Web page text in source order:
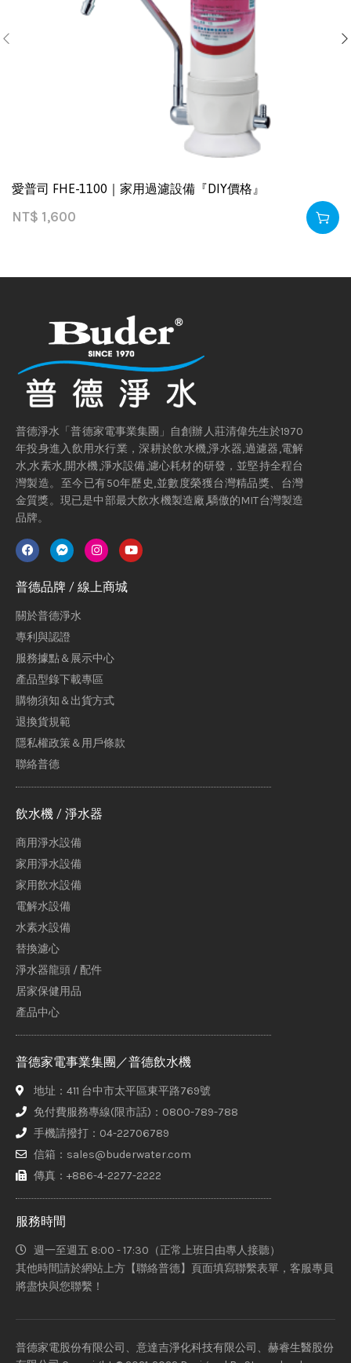
愛普司 FHE-1100｜家用過濾設備『DIY價格』
NT$ 1,600
普德淨水「普德家電事業集團」自創辦人莊清偉先生於1970
年投身進入飲用水行業，深耕於飲水機,淨水器,過濾器,電解
水,水素水,開水機,淨水設備,濾心耗材的研發，並堅持全程台
灣製造。至今已有50年歷史,並數度榮獲台灣精品獎、台灣
金質獎。現已是中部最大飲水機製造廠,驕傲的MIT台灣製造
品牌。
普德品牌 / 線上商城
關於普德淨水
專利與認證
服務據點＆展示中心
產品型錄下載專區
購物須知＆出貨方式
退換貨規範
隱私權政策＆用戶條款
聯絡普德
飲水機 / 淨水器
商用淨水設備
家用淨水設備
家用飲水設備
電解水設備
水素水設備
替換濾心
淨水器龍頭 / 配件
居家保健用品
產品中心
普德家電事業集團／普德飲水機
地址：411 台中市太平區東平路769號
免付費服務專線(限市話)：0800-789-788
手機請撥打：04-22706789
信箱：sales@buderwater.com
傳真：+886-4-2277-2222
服務時間
週一至週五 8:00 - 17:30（正常上班日由專人接聽）
其他時間請於網站上方【聯絡普德】頁面填寫聯繫表單，客服專員
將盡快與您聯繫！
普德家電股份有限公司、意達吉淨化科技有限公司、赫睿生醫股份